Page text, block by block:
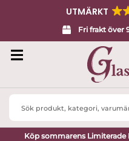
UTMÄRKT
Fri frakt över
Search
Köp sommarens